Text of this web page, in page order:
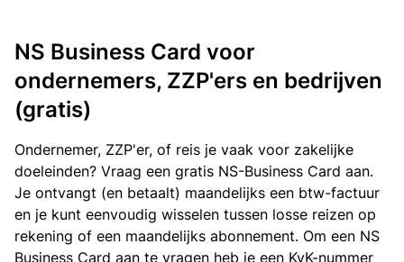
NS Business Card voor
ondernemers, ZZP'ers en bedrijven
(gratis)
Ondernemer, ZZP'er, of reis je vaak voor zakelijke
doeleinden? Vraag een gratis NS-Business Card aan.
Je ontvangt (en betaalt) maandelijks een btw-factuur
en je kunt eenvoudig wisselen tussen losse reizen op
rekening of een maandelijks abonnement. Om een NS
Business Card aan te vragen heb je een KvK-nummer